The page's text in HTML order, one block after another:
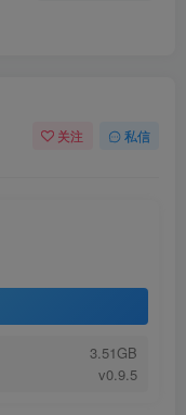
关注 私信
3.51GB
v0.9.5